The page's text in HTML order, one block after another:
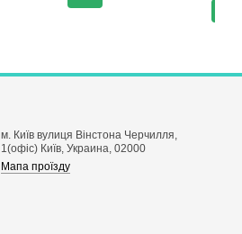
м. Київ вулиця Вінстона Черчилля,
1(офіс) Київ, Украина, 02000
Мапа проїзду